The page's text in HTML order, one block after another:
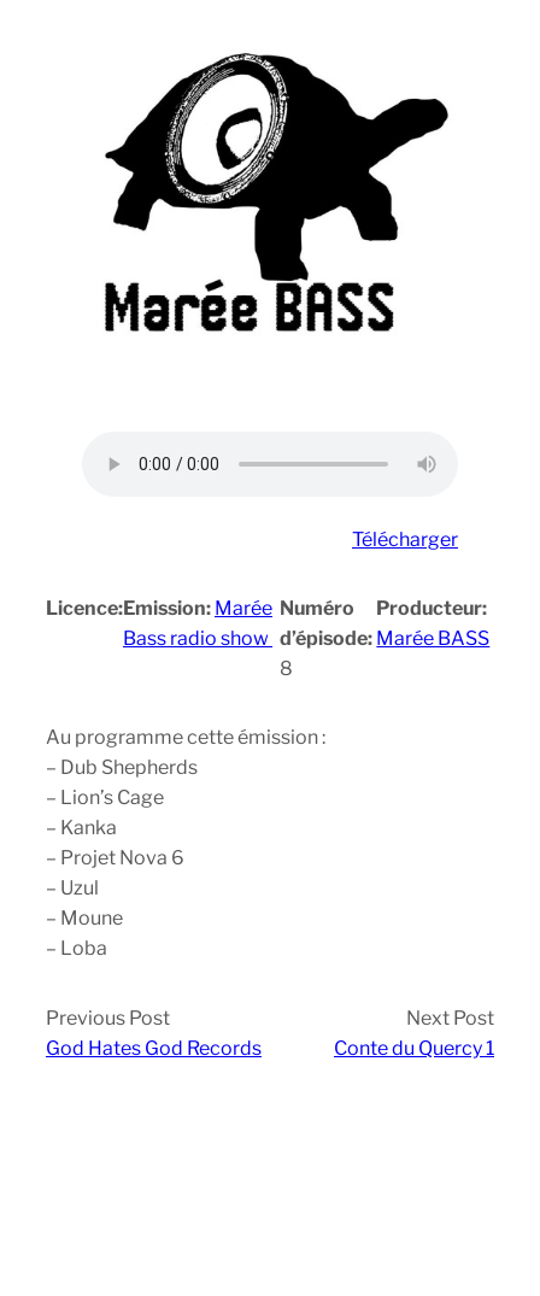
Télécharger
Licence:Emission: Marée
Bass radio show
Numéro
d’épisode:
8
Producteur:
Marée BASS
Au programme cette émission :
– Dub Shepherds
– Lion’s Cage
– Kanka
– Projet Nova 6
– Uzul
– Moune
– Loba
Previous Post
God Hates God Records
Next Post
Conte du Quercy 1